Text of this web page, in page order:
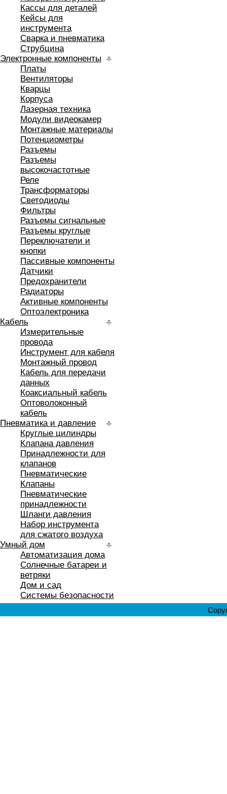
Кассы для деталей
Кейсы для
инструмента
Сварка и пневматика
Струбцина
Электронные компоненты
Платы
Вентиляторы
Кварцы
Корпуса
Лазерная техника
Модули видеокамер
Монтажные материалы
Потенциометры
Разъемы
Разъемы
высокочастотные
Реле
Трансформаторы
Светодиоды
Фильтры
Разъемы сигнальные
Разъемы круглые
Переключатели и
кнопки
Пассивные компоненты
Датчики
Предохранители
Радиаторы
Активные компоненты
Оптоэлектроника
Кабель
Измерительные
провода
Инструмент для кабеля
Монтажный провод
Кабель для передачи
данных
Коаксиальный кабель
Оптоволоконный
кабель
Пневматика и давление
Круглые цилиндры
Клапана давления
Принадлежности для
клапанов
Пневматические
Клапаны
Пневматические
принадлежности
Шланги давления
Набор инструмента
для сжатого воздуха
Умный дом
Автоматизация дома
Солнечные батареи и
ветряки
Дом и сад
Системы безопасности